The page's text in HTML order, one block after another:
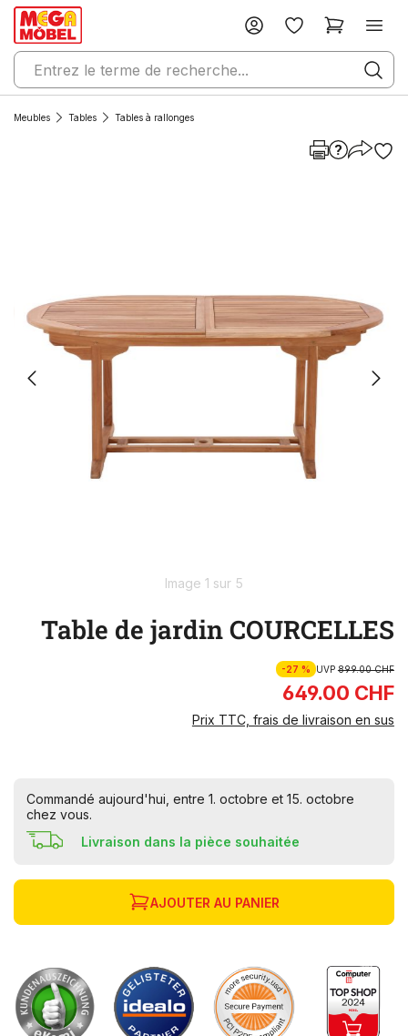
Meubles Tables Tables à rallonges
Image 1 sur 5
Table de jardin COURCELLES
-27 % UVP899.00 CHF
649.00 CHF
Prix TTC, frais de livraison en sus
Commandé aujourd'hui, entre 1. octobre et 15. octobre
chez vous.
Livraison dans la pièce souhaitée
AJOUTER AU PANIER